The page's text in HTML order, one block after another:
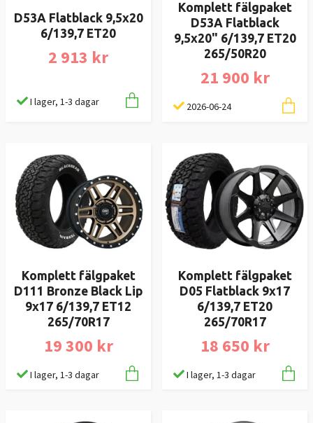
D53A Flatblack 9,5x20
6/139,7 ET20
2 913 kr
I lager, 1-3 dagar
Komplett fälgpaket
D53A Flatblack
9,5x20" 6/139,7 ET20
265/50R20
21 900 kr
2026-06-24
Komplett fälgpaket
D111 Bronze Black Lip
9x17 6/139,7 ET12
265/70R17
19 300 kr
I lager, 1-3 dagar
Komplett fälgpaket
D05 Flatblack 9x17
6/139,7 ET20
265/70R17
18 650 kr
I lager, 1-3 dagar